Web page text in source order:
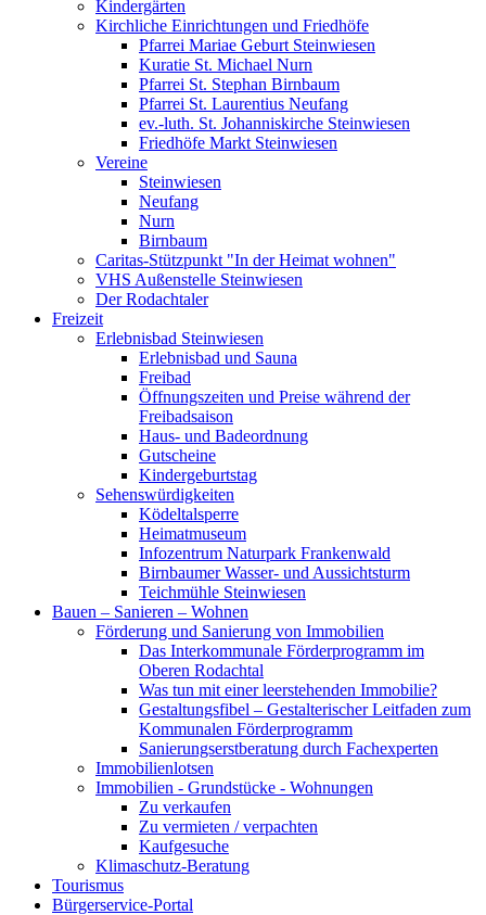
Kindergärten
Kirchliche Einrichtungen und Friedhöfe
Pfarrei Mariae Geburt Steinwiesen
Kuratie St. Michael Nurn
Pfarrei St. Stephan Birnbaum
Pfarrei St. Laurentius Neufang
ev.-luth. St. Johanniskirche Steinwiesen
Friedhöfe Markt Steinwiesen
Vereine
Steinwiesen
Neufang
Nurn
Birnbaum
Caritas-Stützpunkt "In der Heimat wohnen"
VHS Außenstelle Steinwiesen
Der Rodachtaler
Freizeit
Erlebnisbad Steinwiesen
Erlebnisbad und Sauna
Freibad
Öffnungszeiten und Preise während der
Freibadsaison
Haus- und Badeordnung
Gutscheine
Kindergeburtstag
Sehenswürdigkeiten
Ködeltalsperre
Heimatmuseum
Infozentrum Naturpark Frankenwald
Birnbaumer Wasser- und Aussichtsturm
Teichmühle Steinwiesen
Bauen – Sanieren – Wohnen
Förderung und Sanierung von Immobilien
Das Interkommunale Förderprogramm im
Oberen Rodachtal
Was tun mit einer leerstehenden Immobilie?
Gestaltungsfibel – Gestalterischer Leitfaden zum
Kommunalen Förderprogramm
Sanierungserstberatung durch Fachexperten
Immobilienlotsen
Immobilien - Grundstücke - Wohnungen
Zu verkaufen
Zu vermieten / verpachten
Kaufgesuche
Klimaschutz-Beratung
Tourismus
Bürgerservice-Portal